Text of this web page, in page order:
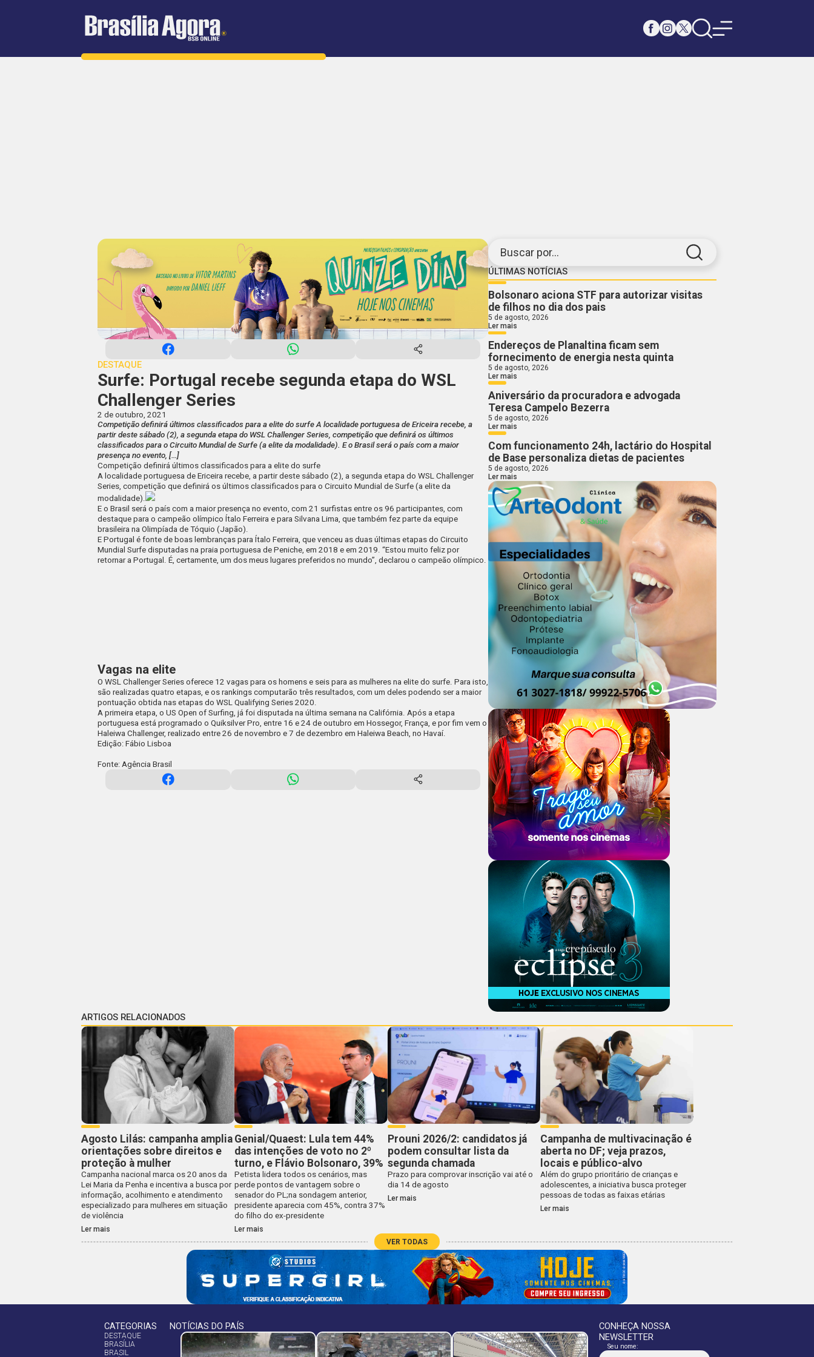
Buscar por...
ÚLTIMAS NOTÍCIAS
Bolsonaro aciona STF para autorizar visitas
de filhos no dia dos pais
5 de agosto, 2026
Ler mais
Endereços de Planaltina ficam sem
fornecimento de energia nesta quinta
5 de agosto, 2026
Ler mais
Aniversário da procuradora e advogada
Teresa Campelo Bezerra
5 de agosto, 2026
Ler mais
Com funcionamento 24h, lactário do Hospital
de Base personaliza dietas de pacientes
5 de agosto, 2026
Ler mais
DESTAQUE
Surfe: Portugal recebe segunda etapa do WSL
Challenger Series
2 de outubro, 2021
Competição definirá últimos classificados para a elite do surfe A localidade portuguesa de Ericeira recebe, a
partir deste sábado (2), a segunda etapa do WSL Challenger Series, competição que definirá os últimos
classificados para o Circuito Mundial de Surfe (a elite da modalidade). E o Brasil será o país com a maior
presença no evento, […]
Competição definirá últimos classificados para a elite do surfe
A localidade portuguesa de Ericeira recebe, a partir deste sábado (2), a segunda etapa do WSL Challenger
Series, competição que definirá os últimos classificados para o Circuito Mundial de Surfe (a elite da
modalidade).
E o Brasil será o país com a maior presença no evento, com 21 surfistas entre os 96 participantes, com
destaque para o campeão olímpico Ítalo Ferreira e para Silvana Lima, que também fez parte da equipe
brasileira na Olimpíada de Tóquio (Japão).
E Portugal é fonte de boas lembranças para Ítalo Ferreira, que venceu as duas últimas etapas do Circuito
Mundial Surfe disputadas na praia portuguesa de Peniche, em 2018 e em 2019. “Estou muito feliz por
retornar a Portugal. É, certamente, um dos meus lugares preferidos no mundo”, declarou o campeão olímpico.
Vagas na elite
O WSL Challenger Series oferece 12 vagas para os homens e seis para as mulheres na elite do surfe. Para isto,
são realizadas quatro etapas, e os rankings computarão três resultados, com um deles podendo ser a maior
pontuação obtida nas etapas do WSL Qualifying Series 2020.
A primeira etapa, o US Open of Surfing, já foi disputada na última semana na Califórnia. Após a etapa
portuguesa está programado o Quiksilver Pro, entre 16 e 24 de outubro em Hossegor, França, e por fim vem o
Haleiwa Challenger, realizado entre 26 de novembro e 7 de dezembro em Haleiwa Beach, no Havaí.
Edição: Fábio Lisboa
Fonte: Agência Brasil
ARTIGOS RELACIONADOS
Agosto Lilás: campanha amplia
orientações sobre direitos e
proteção à mulher
Campanha nacional marca os 20 anos da
Lei Maria da Penha e incentiva a busca por
informação, acolhimento e atendimento
especializado para mulheres em situação
de violência
Ler mais
Genial/Quaest: Lula tem 44%
das intenções de voto no 2º
turno, e Flávio Bolsonaro, 39%
Petista lidera todos os cenários, mas
perde pontos de vantagem sobre o
senador do PL;na sondagem anterior,
presidente aparecia com 45%, contra 37%
do filho do ex-presidente
Ler mais
Prouni 2026/2: candidatos já
podem consultar lista da
segunda chamada
Prazo para comprovar inscrição vai até o
dia 14 de agosto
Ler mais
Campanha de multivacinação é
aberta no DF; veja prazos,
locais e público-alvo
Além do grupo prioritário de crianças e
adolescentes, a iniciativa busca proteger
pessoas de todas as faixas etárias
Ler mais
VER TODAS
CATEGORIAS
DESTAQUE
BRASÍLIA
BRASIL
NOTÍCIAS DO PAÍS
CONHEÇA NOSSA
NEWSLETTER
Seu nome: